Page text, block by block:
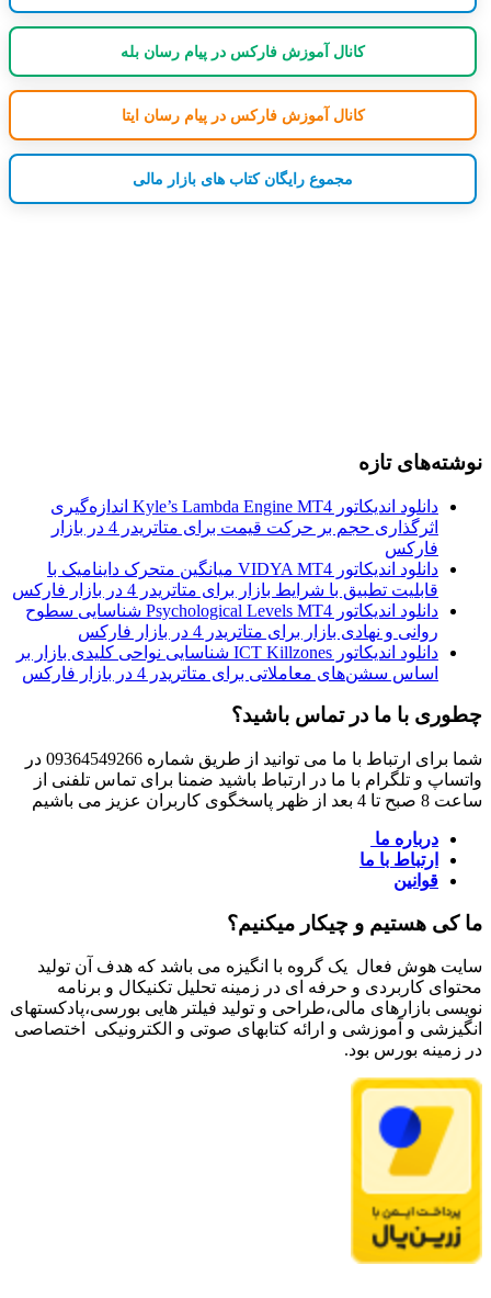
کانال آموزش فارکس در پیام رسان بله
کانال آموزش فارکس در پیام رسان ایتا
مجموع رایگان کتاب های بازار مالی
نوشته‌های تازه
دانلود اندیکاتور Kyle’s Lambda Engine MT4 اندازه‌گیری
اثرگذاری حجم بر حرکت قیمت برای متاتریدر 4 در بازار
فارکس
دانلود اندیکاتور VIDYA MT4 میانگین متحرک داینامیک با
قابلیت تطبیق با شرایط بازار برای متاتریدر 4 در بازار فارکس
دانلود اندیکاتور Psychological Levels MT4 شناسایی سطوح
روانی و نهادی بازار برای متاتریدر 4 در بازار فارکس
دانلود اندیکاتور ICT Killzones شناسایی نواحی کلیدی بازار بر
اساس سشن‌های معاملاتی برای متاتریدر 4 در بازار فارکس
چطوری با ما در تماس باشید؟
شما برای ارتباط با ما می توانید از طریق شماره 09364549266 در
واتساپ و تلگرام با ما در ارتباط باشید ضمنا برای تماس تلفنی از
ساعت 8 صبح تا 4 بعد از ظهر پاسخگوی کاربران عزیز می باشیم
درباره ما
ارتباط با ما
قوانین
ما کی هستیم و چیکار میکنیم؟
سایت هوش فعال یک گروه با انگیزه می باشد که هدف آن تولید
محتوای کاربردی و حرفه ای در زمینه تحلیل تکنیکال و برنامه
نویسی بازارهای مالی،طراحی و تولید فیلتر هایی بورسی،پادکستهای
انگیزشی و آموزشی و ارائه کتابهای صوتی و الکترونیکی اختصاصی
در زمینه بورس بود.